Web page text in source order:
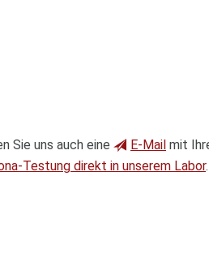
Sie uns auch eine E-Mail mit
Testung direkt in unserem Labor.